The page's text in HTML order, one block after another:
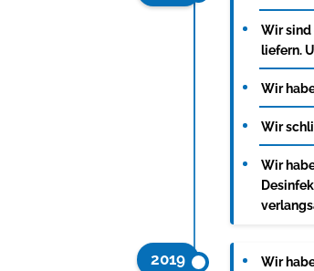
Wir sind
liefern.
Wir
Wir
Wir
2019
Wir